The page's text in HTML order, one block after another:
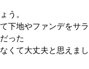
う。
下地やファンデをサラ
った
くて大丈夫と思えまし